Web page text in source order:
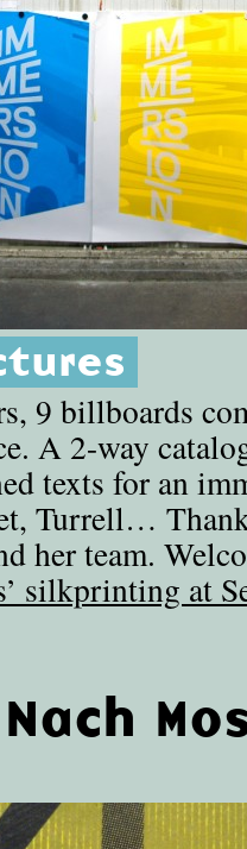
9 billboards
A 2-way
texts for an
Turrell…
her team.
silkprinting at